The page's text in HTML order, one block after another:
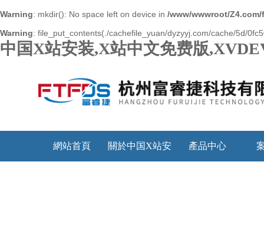
Warning: mkdir(): No space left on device in /www/wwwroot/
Warning: file_put_contents(./cachefile_yuan/dyzyyj.com/cache/5d/
中国X站安装,X站中文免费版
網站首頁 關於中国X站安 產品中心